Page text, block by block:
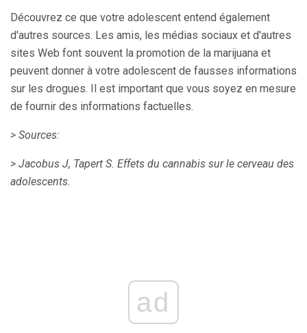
Découvrez ce que votre adolescent entend également
d'autres sources. Les amis, les médias sociaux et d'autres
sites Web font souvent la promotion de la marijuana et
peuvent donner à votre adolescent de fausses informations
sur les drogues. Il est important que vous soyez en mesure
de fournir des informations factuelles.
> Sources:
> Jacobus J, Tapert S. Effets du cannabis sur le cerveau des
adolescents.
ad